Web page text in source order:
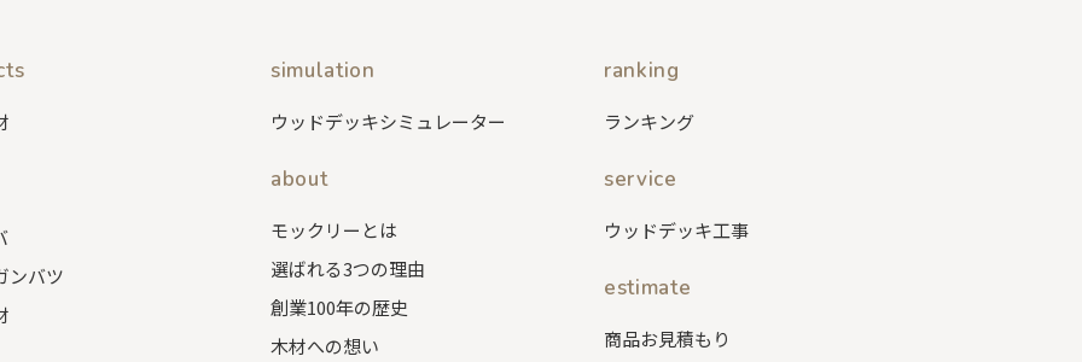
ンバツ
simulation
ウッドデッキシミュレーター
about
モックリーとは
選ばれる3つの理由
創業100年の歴史
木材への想い
ranking
ランキング
service
ウッドデッキ工事
estimate
商品お見積もり